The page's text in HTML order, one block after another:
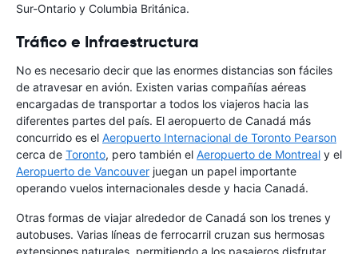
Sur-Ontario y Columbia Británica.
Tráfico e Infraestructura
No es necesario decir que las enormes distancias son fáciles
de atravesar en avión. Existen varias compañías aéreas
encargadas de transportar a todos los viajeros hacia las
diferentes partes del país. El aeropuerto de Canadá más
concurrido es el Aeropuerto Internacional de Toronto Pearson
cerca de Toronto, pero también el Aeropuerto de Montreal y el
Aeropuerto de Vancouver juegan un papel importante
operando vuelos internacionales desde y hacia Canadá.
Otras formas de viajar alrededor de Canadá son los trenes y
autobuses. Varias líneas de ferrocarril cruzan sus hermosas
extensiones naturales, permitiendo a los pasajeros disfrutar